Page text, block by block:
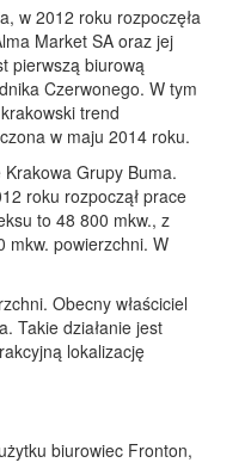
w 2012 roku rozpoczęła
Market SA oraz jej
pierwszą biurową
Czerwonego. W tym
trend
w maju 2014 roku.
Grupy Buma.
roku rozpoczął prace
to 48 800 mkw., z
mkw. powierzchni. W
Obecny właściciel
Takie działanie jest
lokalizację
biurowiec Fronton,